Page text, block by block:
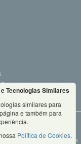
Reservados
sendo expressamente
Tecnologias Similares
similares para
e também para
Política de Cookies.